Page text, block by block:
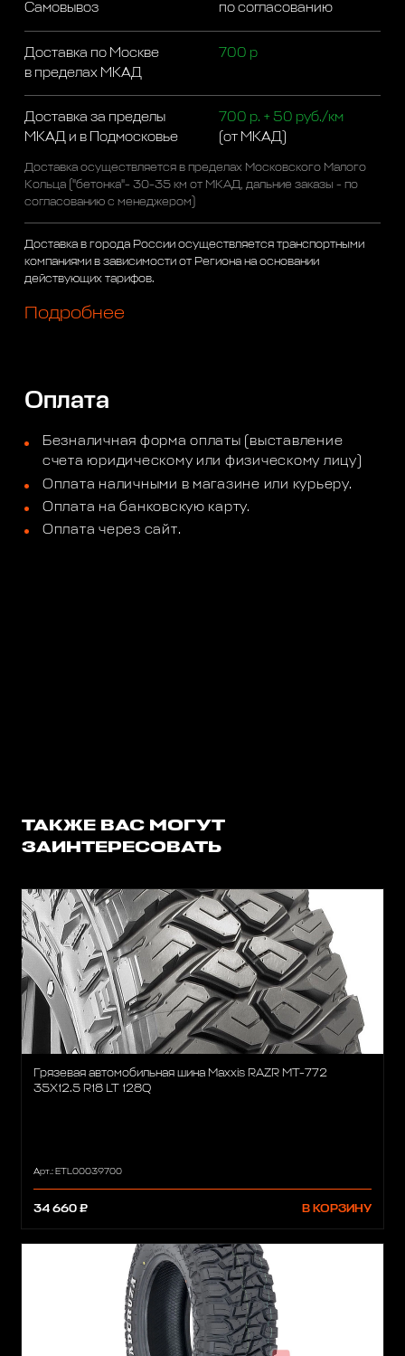
Самовывоз по согласованию
Доставка по Москве
в пределах МКАД
700 р
Доставка за пределы
МКАД и в Подмосковье
700 р. + 50 руб./км
(от МКАД)
Доставка осуществляется в пределах Московского Малого
Кольца ("бетонка"- 30-35 км от МКАД, дальние заказы - по
согласованию с менеджером)
Доставка в города России осуществляется транспортными
компаниями в зависимости от Региона на основании
действующих тарифов.
Подробнее
Оплата
Безналичная форма оплаты (выставление
счета юридическому или физическому лицу)
Оплата наличными в магазине или курьеру.
Оплата на банковскую карту.
Оплата через сайт.
ТАКЖЕ ВАС МОГУТ
ЗАИНТЕРЕСОВАТЬ
Грязевая автомобильная шина Maxxis RAZR MT-772
35X12.5 R18 LT 128Q
Арт.: ETL00039700
34 660 ₽ В КОРЗИНУ